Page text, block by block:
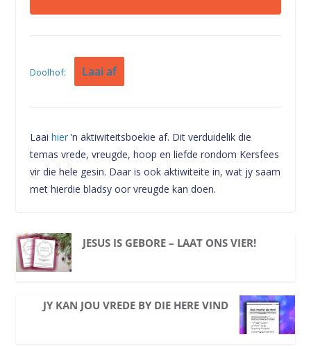
Doolhof: Laai af
Laai hier’n aktiwiteitsboekie af. Dit verduidelik die
temas vrede, vreugde, hoop en liefde rondom Kersfees
vir die hele gesin. Daar is ook aktiwiteite in, wat jy saam
met hierdie bladsy oor vreugde kan doen.
JESUS IS GEBORE – LAAT ONS VIER!
JY KAN JOU VREDE BY DIE HERE VIND